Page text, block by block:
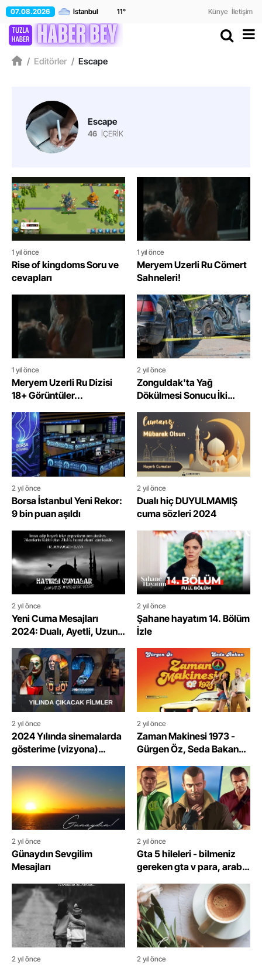
07.08.2026 11° Künye İletişim
/ Editörler / Escape
Escape
46 İÇERİK
1 yıl önce
Rise of kingdoms Soru ve
cevapları
1 yıl önce
Meryem Uzerli Ru Cömert
Sahneleri!
1 yıl önce
Meryem Uzerli Ru Dizisi
18+ Görüntüler...
2 yıl önce
Zonguldak'ta Yağ
Dökülmesi Sonucu İki
2 yıl önce
Borsa İstanbul Yeni Rekor:
9 bin puan aşıldı
2 yıl önce
Dualı hiç DUYULMAMIŞ
cuma sözleri 2024
2 yıl önce
Yeni Cuma Mesajları
2024: Dualı, Ayetli, Uzun,
Hayırlı Cumalar Mesajları
2 yıl önce
Şahane hayatım 14. Bölüm
İzle
2 yıl önce
2024 Yılında sinemalarda
gösterime (vizyona)
filmler
2 yıl önce
Zaman Makinesi 1973 -
Gürgen Öz, Seda Bakan
2 yıl önce
Günaydın Sevgilim
Mesajları
2 yıl önce
Gta 5 hileleri - bilmeniz
gereken gta v para, araba,
kurtulma, motor şifreleri
ve kodları 2024
2 yıl önce 2 yıl önce